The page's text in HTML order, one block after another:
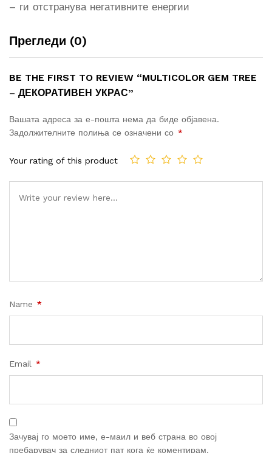
– ги отстранува негативните енергии
Прегледи (0)
BE THE FIRST TO REVIEW “MULTICOLOR GEM TREE
– ДЕКОРАТИВЕН УКРАС”
Вашата адреса за е-пошта нема да биде објавена.
Задолжителните полиња се означени со *
Your rating of this product
Name *
Email *
Зачувај го моето име, е-маил и веб страна во овој
пребарувач за следниот пат кога ќе коментирам.